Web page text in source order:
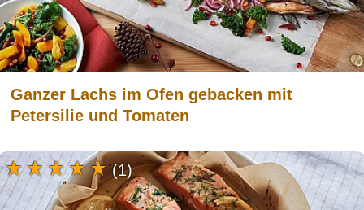
Ganzer Lachs im Ofen gebacken mit
Petersilie und Tomaten
(1)